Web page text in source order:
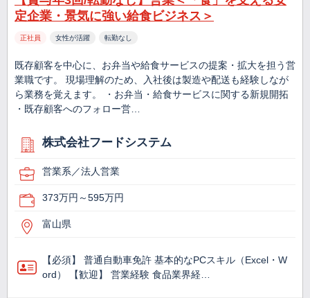
定企業・景気に強い給食ビジネス＞
正社員 女性が活躍 転勤なし
既存顧客を中心に、お弁当や給食サービスの提案・拡大を担う営
業職です。 現場理解のため、入社後は製造や配送も経験しなが
ら業務を覚えます。 ・お弁当・給食サービスに関する新規開拓
・既存顧客へのフォロー営…
株式会社フードシステム
営業系／法人営業
373万円～595万円
富山県
【必須】 普通自動車免許 基本的なPCスキル（Excel・W
ord） 【歓迎】 営業経験 食品業界経…